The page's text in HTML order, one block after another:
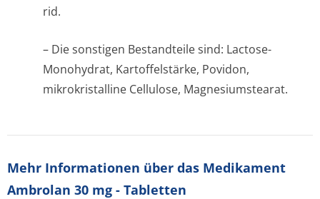
rid.
– Die sonstigen Bestandteile sind: Lactose-
Monohydrat, Kartoffelstärke, Povidon,
mikrokristalline Cellulose, Magnesiumstearat.
Mehr Informationen über das Medikament
Ambrolan 30 mg - Tabletten